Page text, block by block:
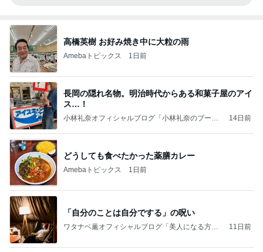
高橋英樹 お好み焼き中に大粒の雨
Amebaトピックス 1日前
長岡の隠れ名物。明治時代からある和菓子屋のアイ
ス…！
小林礼奈オフィシャルブログ「小林礼奈のブーブ
14日前
どうしても食べたかった薬膳カレー
Amebaトピックス 1日前
「自分のことは自分でする」の呪い
ワタナベ薫オフィシャルブログ「美人になる方
11日前